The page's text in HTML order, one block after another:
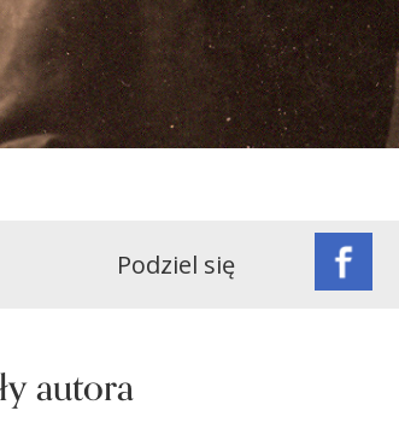
Podziel się
autora